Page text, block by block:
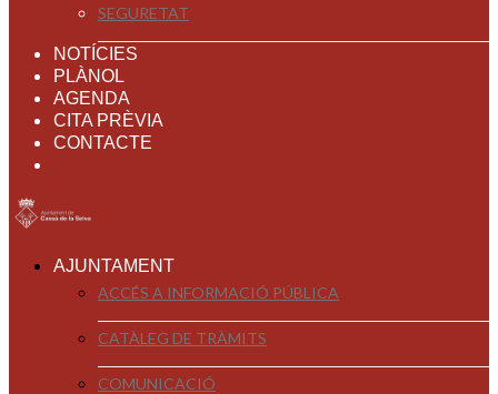
SEGURETAT
NOTÍCIES
PLÀNOL
AGENDA
CITA PRÈVIA
CONTACTE
AJUNTAMENT
ACCÉS A INFORMACIÓ PÚBLICA
CATÀLEG DE TRÀMITS
COMUNICACIÓ